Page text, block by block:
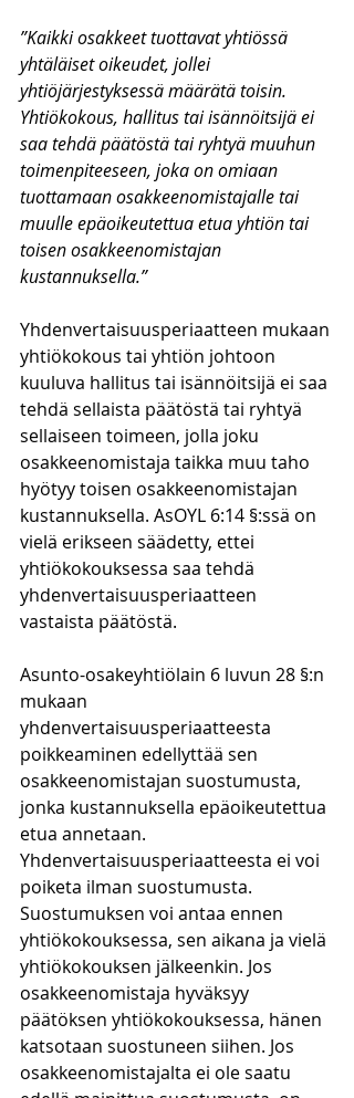
”Kaikki osakkeet tuottavat yhtiössä
yhtäläiset oikeudet, jollei
yhtiöjärjestyksessä määrätä toisin.
Yhtiökokous, hallitus tai isännöitsijä ei
saa tehdä päätöstä tai ryhtyä muuhun
toimenpiteeseen, joka on omiaan
tuottamaan osakkeenomistajalle tai
muulle epäoikeutettua etua yhtiön tai
toisen osakkeenomistajan
kustannuksella.”
Yhdenvertaisuusperiaatteen mukaan
yhtiökokous tai yhtiön johtoon
kuuluva hallitus tai isännöitsijä ei saa
tehdä sellaista päätöstä tai ryhtyä
sellaiseen toimeen, jolla joku
osakkeenomistaja taikka muu taho
hyötyy toisen osakkeenomistajan
kustannuksella. AsOYL 6:14 §:ssä on
vielä erikseen säädetty, ettei
yhtiökokouksessa saa tehdä
yhdenvertaisuusperiaatteen
vastaista päätöstä.
Asunto-osakeyhtiölain 6 luvun 28 §:n
mukaan
yhdenvertaisuusperiaatteesta
poikkeaminen edellyttää sen
osakkeenomistajan suostumusta,
jonka kustannuksella epäoikeutettua
etua annetaan.
Yhdenvertaisuusperiaatteesta ei voi
poiketa ilman suostumusta.
Suostumuksen voi antaa ennen
yhtiökokouksessa, sen aikana ja vielä
yhtiökokouksen jälkeenkin. Jos
osakkeenomistaja hyväksyy
päätöksen yhtiökokouksessa, hänen
katsotaan suostuneen siihen. Jos
osakkeenomistajalta ei ole saatu